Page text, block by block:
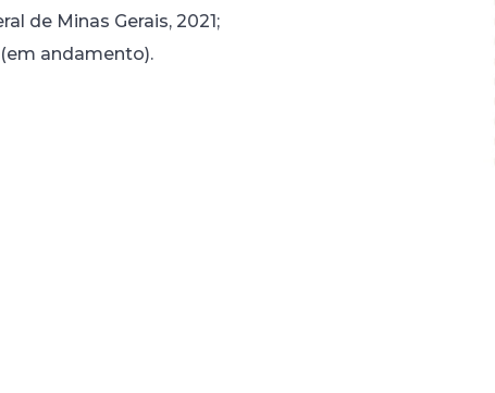
de Minas Gerais, 2021;
andamento).